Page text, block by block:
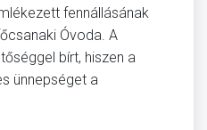
fennállásának
Óvoda. A
bírt, hiszen a
ünnepséget a